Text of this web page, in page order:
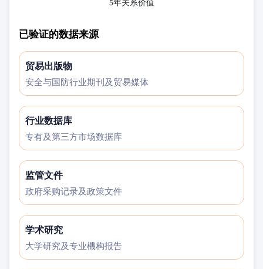
5年关系价值
已验证的数据来源
贸易出版物
安全与国防行业期刊及贸易媒体
行业数据库
专有及第三方市场数据库
监管文件
政府采购记录及政策文件
学术研究
大学研究及专业機构报告